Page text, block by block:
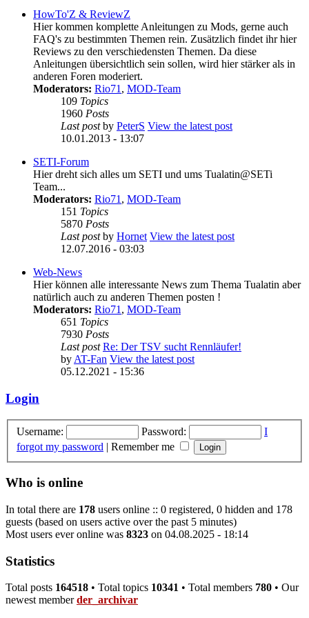
HowTo'Z & ReviewZ
Hier kommen komplette Anleitungen zu Mods, gerne auch
FAQ's zu bestimmten Themen rein. Zusätzlich findet ihr hier
Reviews zu den verschiedensten Themen. Da diese
Anleitungen übersichtlich sein sollen, wird hier stärker als in
anderen Foren moderiert.
Moderators: Rio71, MOD-Team
109 Topics
1960 Posts
Last postby PeterS View the latest post
10.01.2013 - 13:07
SETI-Forum
Hier dreht sich alles um SETI und ums Tualatin@SETi
Team...
Moderators: Rio71, MOD-Team
151 Topics
5870 Posts
Last postby Hornet View the latest post
12.07.2016 - 03:03
Web-News
Hier können alle interessante News zum Thema Tualatin aber
natürlich auch zu anderen Themen posten !
Moderators: Rio71, MOD-Team
651 Topics
7930 Posts
Last post Re: Der TSV sucht Rennläufer!
byAT-Fan View the latest post
05.12.2021 - 15:36
Login
Username: Password:
I
forgot my password | Remember me
Who is online
In total there are 178 users online :: 0 registered, 0 hidden and 178
guests (based on users active over the past 5 minutes)
Most users ever online was 8323 on 04.08.2025 - 18:14
Statistics
Total posts 164518 • Total topics 10341 • Total members 780 • Our
newest memberder_archivar